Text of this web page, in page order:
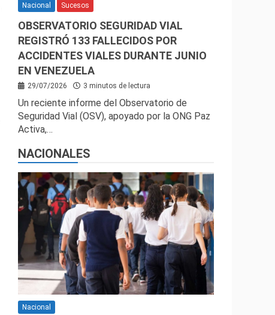
Nacional Sucesos
OBSERVATORIO SEGURIDAD VIAL
REGISTRÓ 133 FALLECIDOS POR
ACCIDENTES VIALES DURANTE JUNIO
EN VENEZUELA
29/07/2026 3 minutos de lectura
Un reciente informe del Observatorio de
Seguridad Vial (OSV), apoyado por la ONG Paz
Activa,…
NACIONALES
Nacional